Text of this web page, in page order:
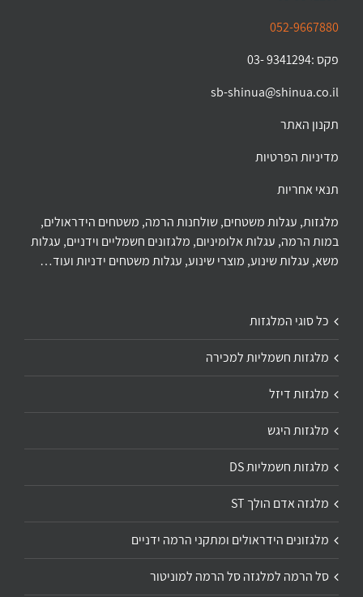
052-9667880
פקס :9341294 -03
sb-shinua@shinua.co.il
תקנון האתר
מדיניות הפרטיות
תנאי אחריות
מלגזות, עגלות משטחים, שולחנות הרמה, משטחים הידראולים,
במות הרמה, עגלות אלומיניום, מלגזונים חשמליים וידניים, עגלות
משא, עגלות שינוע, מוצרי שינוע, עגלות משטחים ידניות ועוד…
כל סוגי המלגזות
מלגזות חשמליות למכירה
מלגזות דיזל
מלגזות היגש
מלגזות חשמליות DS
מלגזה אדם הולך ST
מלגזונים הידראולים ומתקני הרמה ידניים
סל הרמה למלגזה סל הרמה למוניטור